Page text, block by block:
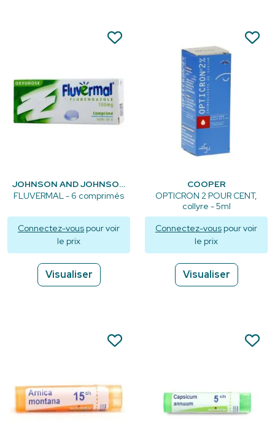
JOHNSON AND JOHNSON
FLUVERMAL - 6 comprimés
Connectez-vous pour voir
le prix
Visualiser
COOPER
OPTICRON 2 POUR CENT,
collyre - 5ml
Connectez-vous pour voir
le prix
Visualiser